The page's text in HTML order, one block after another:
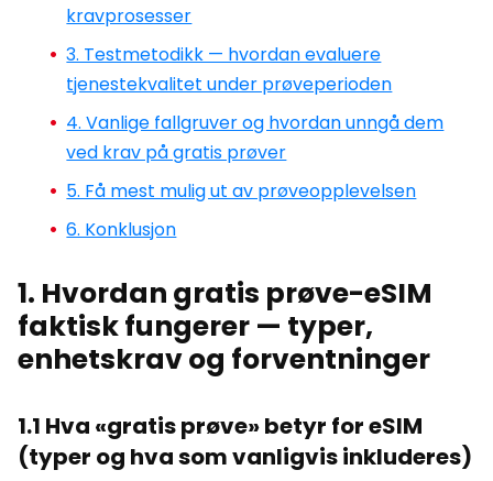
kravprosesser
3. Testmetodikk — hvordan evaluere
tjenestekvalitet under prøveperioden
4. Vanlige fallgruver og hvordan unngå dem
ved krav på gratis prøver
5. Få mest mulig ut av prøveopplevelsen
6. Konklusjon
1. Hvordan gratis prøve-eSIM
faktisk fungerer — typer,
enhetskrav og forventninger
1.1 Hva «gratis prøve» betyr for eSIM
(typer og hva som vanligvis inkluderes)